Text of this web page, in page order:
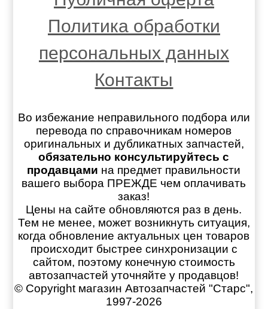
Политика обработки
персональных данных
Контакты
Во избежание неправильного подбора или
перевода по справочникам номеров
оригинальных и дубликатных запчастей,
обязательно консультируйтесь с
продавцами на предмет правильности
вашего выбора ПРЕЖДЕ чем оплачивать
заказ!
Цены на сайте обновляются раз в день.
Тем не менее, может возникнуть ситуация,
когда обновление актуальных цен товаров
происходит быстрее синхронизации с
сайтом, поэтому конечную стоимость
автозапчастей уточняйте у продавцов!
© Copyright магазин Автозапчастей "Старс",
1997-2026